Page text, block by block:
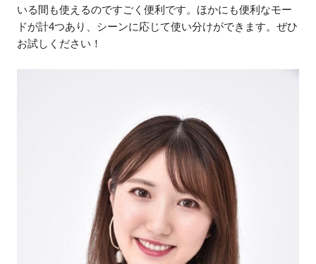
いる間も使えるのですごく便利です。ほかにも便利なモー
ドが計4つあり、シーンに応じて使い分けができます。ぜひ
お試しください！